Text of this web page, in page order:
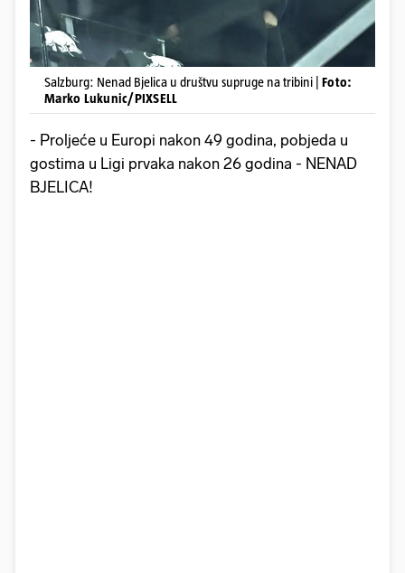
Salzburg: Nenad Bjelica u društvu supruge na tribini | Foto:
Marko Lukunic/PIXSELL
- Proljeće u Europi nakon 49 godina, pobjeda u
gostima u Ligi prvaka nakon 26 godina - NENAD
BJELICA!